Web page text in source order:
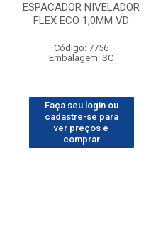
ESPACADOR NIVELADOR
FLEX ECO 1,0MM VD
Código: 7756
Embalagem: SC
Faça seu login ou
cadastre-se para
ver preços e
comprar